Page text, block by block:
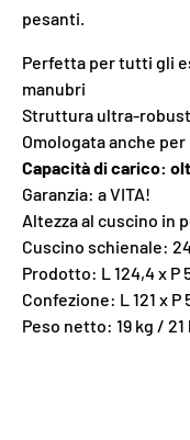
pesanti.
Perfetta per tutti gli
manubri
Struttura ultra-
Omologata anche
Capacità di carico:
Garanzia: a VITA!
Altezza al cuscino in
Cuscino schienale:
Prodotto: L 124,4 x P
Confezione: L 121 x P
Peso netto: 19 kg / 21